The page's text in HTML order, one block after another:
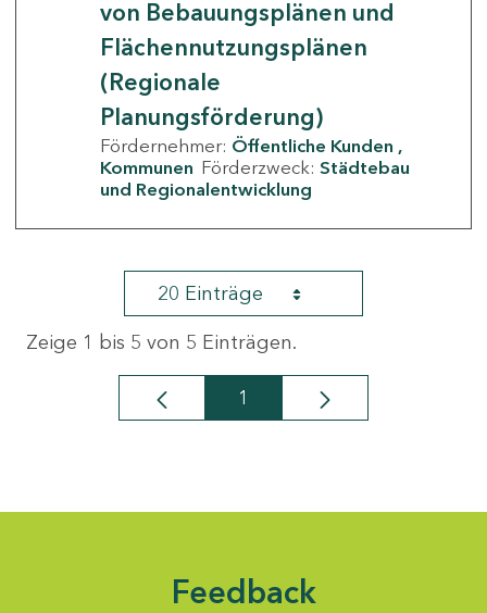
von Bebauungsplänen und
Flächennutzungsplänen
(Regionale
Planungsförderung)
Fördernehmer: Öffentliche Kunden
Kommunen Förderzweck: Städtebau
und Regionalentwicklung
20 Einträge
Zeige 1 bis 5 von 5 Einträgen.
Seite
1
Feedback